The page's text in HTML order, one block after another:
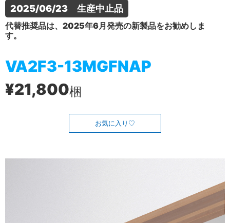
2025/06/23　生産中止品
代替推奨品は、2025年6月発売の新製品をお勧めしま
す。
VA2F3-13MGFNAP
¥21,800梱
お気に入り